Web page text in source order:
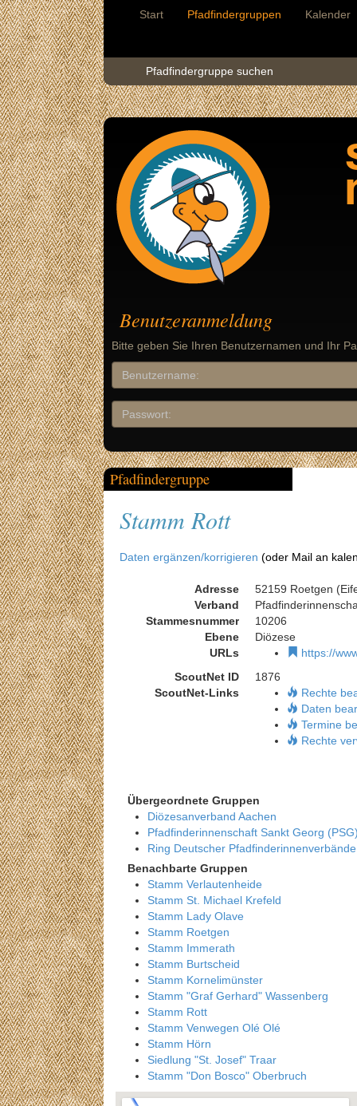
Start Pfadfindergruppen Kalender
Pfadfindergruppe suchen
Benutzeranmeldung
Bitte geben Sie Ihren Benutzernamen und Ihr
Pfadfindergruppe
Stamm Rott
Daten ergänzen/korrigieren (oder Mail an
Adresse
52159 Roetgen
Verband
Stammesnummer
10206
Ebene
Diözese
URLs
https://
ScoutNet ID
1876
ScoutNet-Links
Rechte
Daten
Termine
Rechte
Übergeordnete Gruppen
Diözesanverband Aachen
Pfadfinderinnenschaft Sankt Georg
Ring Deutscher
Benachbarte Gruppen
Stamm Verlautenheide
Stamm St. Michael Krefeld
Stamm Lady Olave
Stamm Roetgen
Stamm Immerath
Stamm Burtscheid
Stamm Kornelimünster
Stamm "Graf Gerhard" Wassenberg
Stamm Rott
Stamm Venwegen Olé Olé
Stamm Hörn
Siedlung "St. Josef" Traar
Stamm "Don Bosco" Oberbruch